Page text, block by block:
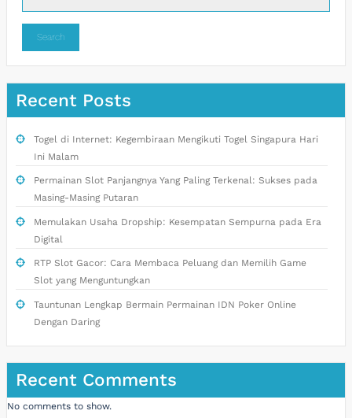
Search
Recent Posts
Togel di Internet: Kegembiraan Mengikuti Togel Singapura Hari
Ini Malam
Permainan Slot Panjangnya Yang Paling Terkenal: Sukses pada
Masing-Masing Putaran
Memulakan Usaha Dropship: Kesempatan Sempurna pada Era
Digital
RTP Slot Gacor: Cara Membaca Peluang dan Memilih Game
Slot yang Menguntungkan
Tauntunan Lengkap Bermain Permainan IDN Poker Online
Dengan Daring
Recent Comments
No comments to show.